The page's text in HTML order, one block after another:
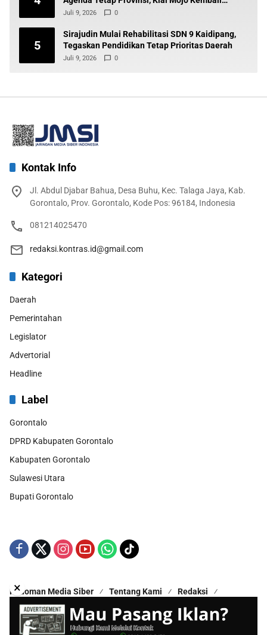
Disuarakan
Juli 9, 2026 0
5
Sirajudin Mulai Rehabilitasi SDN 9 Kaidipang,
Tegaskan Pendidikan Tetap Prioritas Daerah
Juli 9, 2026 0
Kontak Info
Jl. Abdul Djabar Bahua, Desa Buhu, Kec. Talaga Jaya, Kab.
Gorontalo, Prov. Gorontalo, Kode Pos: 96184, Indonesia
081214025470
redaksi.kontras.id@gmail.com
Kategori
Daerah
Pemerintahan
Legislator
Advertorial
Headline
Label
Gorontalo
DPRD Kabupaten Gorontalo
Kabupaten Gorontalo
Sulawesi Utara
Bupati Gorontalo
Pedoman Media Siber Tentang Kami
Redaksi
Kontak Kami
Disclaimer
Copyright © 2025 - All Rights Reserved | Proudly Hosted by
×